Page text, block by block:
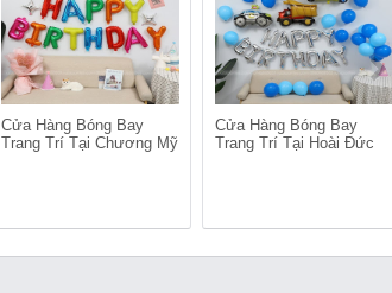
Cửa Hàng Bóng Bay
Trang Trí Tại Chương Mỹ
Cửa Hàng Bóng Bay
Trang Trí Tại Hoài Đức